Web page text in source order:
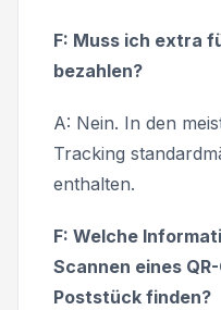
F: Muss ich extra
bezahlen?
A: Nein. In den
Tracking
enthalten.
F: Welche
Scannen eines
Poststück finden?